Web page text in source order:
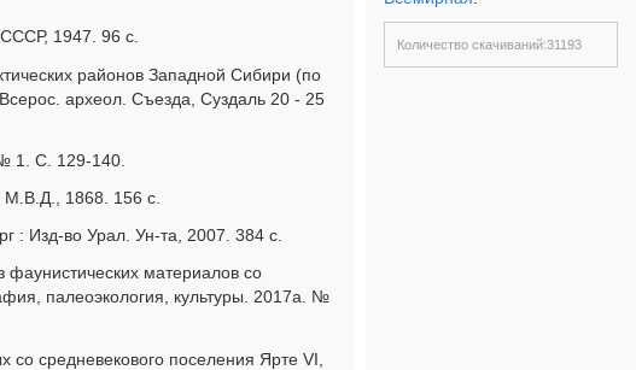
1947. 96 с.
районов Западной Сибири (по
археол. Съезда, Суздаль 20 - 25
1. С. 129-140.
1868. 156 с.
: Изд-во Урал. Ун-та, 2007. 384 с.
материалов со
палеоэкология, культуры. 2017а. №
средневекового поселения Ярте VI,
Количество скачиваний:31193